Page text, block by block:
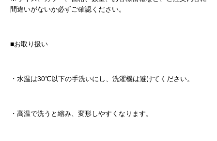
間違いがないか必ずご確認ください。
■お取り扱い
・水温は30℃以下の手洗いにし、洗濯機は避けてください。
・高温で洗うと縮み、変形しやすくなります。